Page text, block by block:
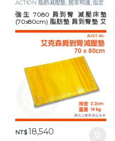
ACTION 脂肪減壓墊, 居家照護,指定
折扣商品 , 減壓防褥瘡
強生 7080 肩到臀 減壓床墊
(70x80cm) 脂肪墊 肩到臀墊 艾
克森 ACTION
NT$18,540